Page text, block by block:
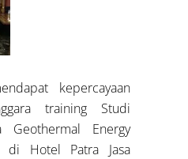
kepercayaan
training Studi
Geothermal Energy
di Hotel Patra Jasa